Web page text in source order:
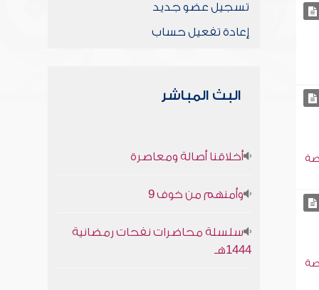
تسجيل عضو جديد
إعادة تفعيل حساب
البث المباشر
أخلاقنا أصالة ومعاصرة
وأمنهم من خوف 9
سلسلة محاضرات نفحات رمضانية
1444هـ